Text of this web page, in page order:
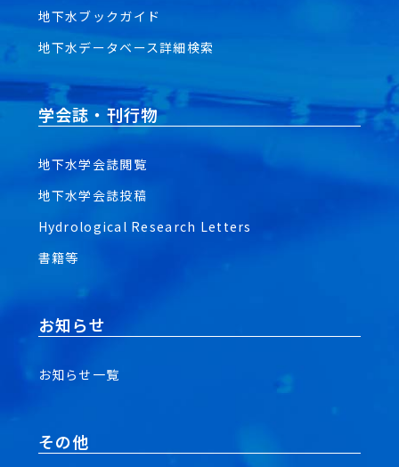
地下水ブックガイド
地下水データベース詳細検索
学会誌・刊行物
地下水学会誌閲覧
地下水学会誌投稿
Hydrological Research Letters
書籍等
お知らせ
お知らせ一覧
その他